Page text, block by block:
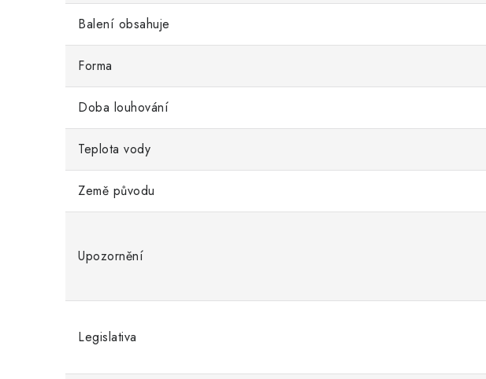
Balení obsahuje
Forma
Doba louhování
Teplota vody
Země původu
Upozornění
Legislativa